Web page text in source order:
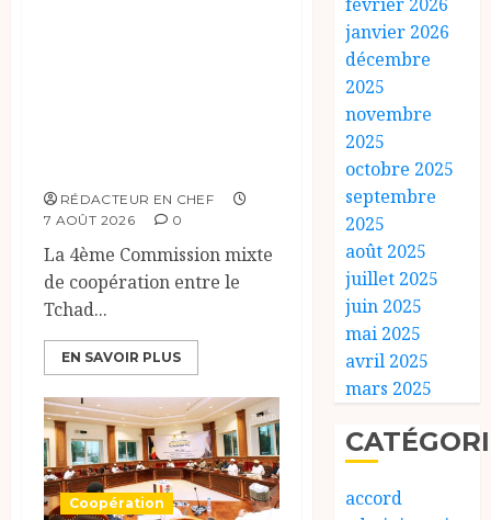
RÉDACTEUR EN CHEF
7 AOÛT 2026
0
La 4ème Commission mixte
de coopération entre le
Tchad...
EN SAVOIR PLUS
Coopération
janvier 2026
décembre
2025
novembre
2025
octobre 2025
septembre
2025
août 2025
juillet 2025
juin 2025
mai 2025
avril 2025
mars 2025
accord